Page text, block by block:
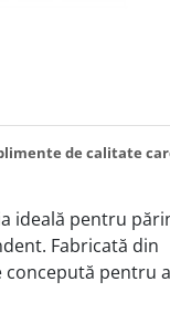
de calitate
ideală pentru
Fabricată din
concepută pentru